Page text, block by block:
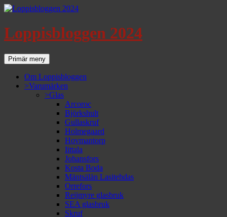
Loppisbloggen 2024
SökPrimär meny
till
innehåll
Om Loppisbloggen
>Varumärken
>Glas
Arcoroc
Björkshult
Gullaskruf
Holmegaard
Hovmantorp
Iittala
Johansfors
Kosta Boda
Mäntsälän Lasitehdas
Orrefors
Reijmyre glasbruk
SEA glasbruk
Skruf